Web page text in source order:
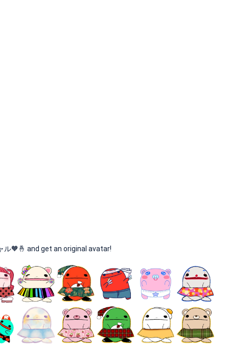
🧡🤞 and get an original avatar!